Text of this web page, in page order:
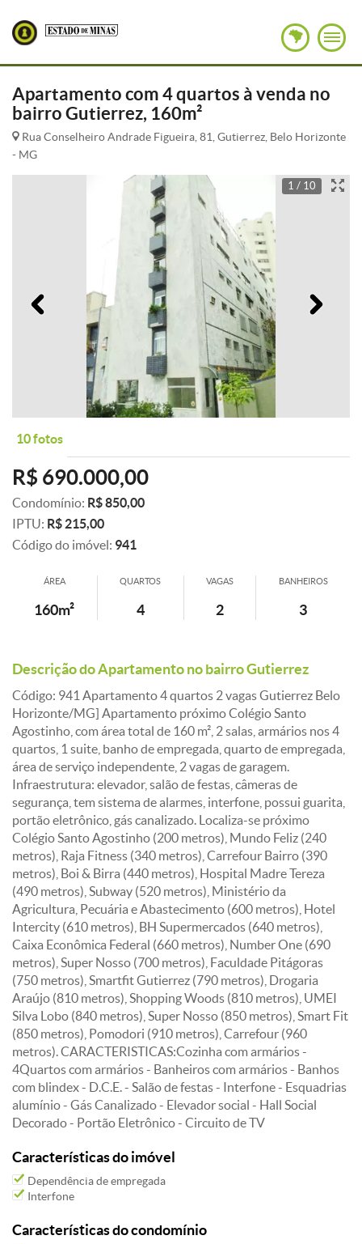
Apartamento com 4 quartos à venda no
bairro Gutierrez, 160m²
Rua Conselheiro Andrade Figueira, 81, Gutierrez, Belo Horizonte
- MG
1 / 10
Anterior
10 fotos
R$ 690.000,00
Condomínio: R$ 850,00
IPTU: R$ 215,00
Código do imóvel: 941
ÁREA
160m²
QUARTOS
4
VAGAS
2
BANHEIROS
3
Descrição do Apartamento no bairro Gutierrez
Código: 941 Apartamento 4 quartos 2 vagas Gutierrez Belo
Horizonte/MG] Apartamento próximo Colégio Santo
Agostinho, com área total de 160 m², 2 salas, armários nos 4
quartos, 1 suite, banho de empregada, quarto de empregada,
área de serviço independente, 2 vagas de garagem.
Infraestrutura: elevador, salão de festas, câmeras de
segurança, tem sistema de alarmes, interfone, possui guarita,
portão eletrônico, gás canalizado. Localiza-se próximo
Colégio Santo Agostinho (200 metros), Mundo Feliz (240
metros), Raja Fitness (340 metros), Carrefour Bairro (390
metros), Boi & Birra (440 metros), Hospital Madre Tereza
(490 metros), Subway (520 metros), Ministério da
Agricultura, Pecuária e Abastecimento (600 metros), Hotel
Intercity (610 metros), BH Supermercados (640 metros),
Caixa Econômica Federal (660 metros), Number One (690
metros), Super Nosso (700 metros), Faculdade Pitágoras
(750 metros), Smartfit Gutierrez (790 metros), Drogaria
Araújo (810 metros), Shopping Woods (810 metros), UMEI
Silva Lobo (840 metros), Super Nosso (850 metros), Smart Fit
(850 metros), Pomodori (910 metros), Carrefour (960
metros). CARACTERISTICAS:Cozinha com armários -
4Quartos com armários - Banheiros com armários - Banhos
com blindex - D.C.E. - Salão de festas - Interfone - Esquadrias
alumínio - Gás Canalizado - Elevador social - Hall Social
Decorado - Portão Eletrônico - Circuito de TV
Características do imóvel
Dependência de empregada
Interfone
Características do condomínio